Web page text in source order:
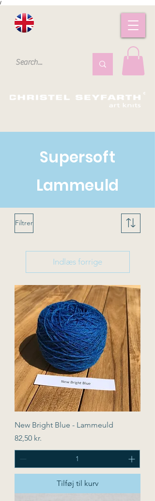
/
Supersoft
Lammeuld
Filtrer
Indlæs forrige
New Bright Blue - Lammeuld
Pris
82,50 kr.
Tilføj til kurv